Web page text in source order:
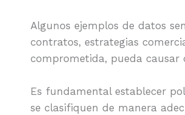
Algunos ejemplos de datos
contratos, estrategias
comprometida, pueda causar
Es fundamental establecer
se clasifiquen de manera